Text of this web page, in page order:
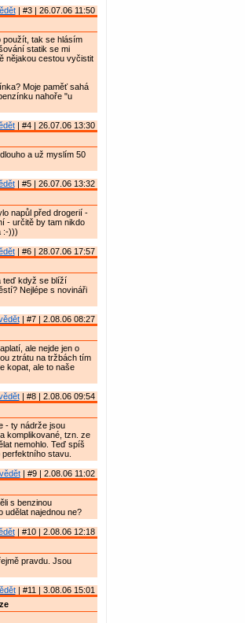
| #3 | 26.07.06 11:50
použít, tak se hlásím
statik se mi
nějakou cestou vyčistit
Moje paměť sahá
nahoře "u
| #4 | 26.07.06 13:30
a už myslím 50
| #5 | 26.07.06 13:32
napůl před drogerií -
- určitě by tam nikdo
:-)))
| #6 | 28.07.06 17:57
teď když se blíží
Nejlépe s novináři
| #7 | 2.08.06 08:27
ale nejde jen o
ztrátu na tržbách tím
kopat, ale to naše
| #8 | 2.08.06 09:54
- ty nádrže jsou
komplikované, tzn. ze
nemohlo. Teď spíš
stavu.
| #9 | 2.08.06 11:02
s benzinou
udělat najednou ne?
| #10 | 2.08.06 12:18
pravdu. Jsou
| #11 | 3.08.06 15:01